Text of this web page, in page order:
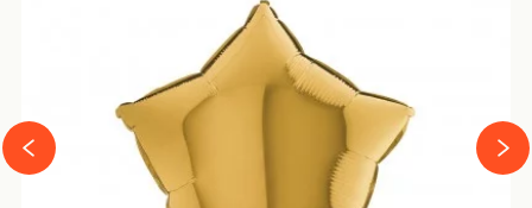
prev
next